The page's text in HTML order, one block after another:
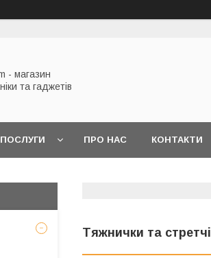
- магазин
та гаджетів
ПРО НАС КОНТАКТИ
Тяжнички та стретчі